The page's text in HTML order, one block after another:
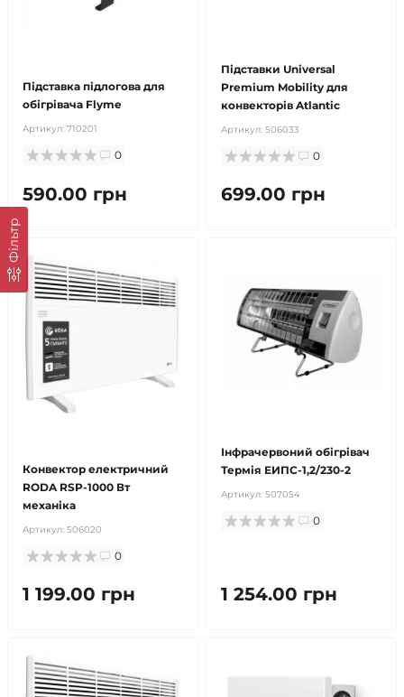
Фільтр
Підставка підлогова для
обігрівача Flyme
Артикул: 710201
0
590.00 грн
Підставки Universal
Premium Mobility для
конвекторів Atlantic
Артикул: 506033
0
699.00 грн
Конвектор електричний
RODA RSP-1000 Вт
механіка
Артикул: 506020
0
1 199.00 грн
Інфрачервоний обігрівач
Термія ЕИПС-1,2/230-2
Артикул: 507054
0
1 254.00 грн